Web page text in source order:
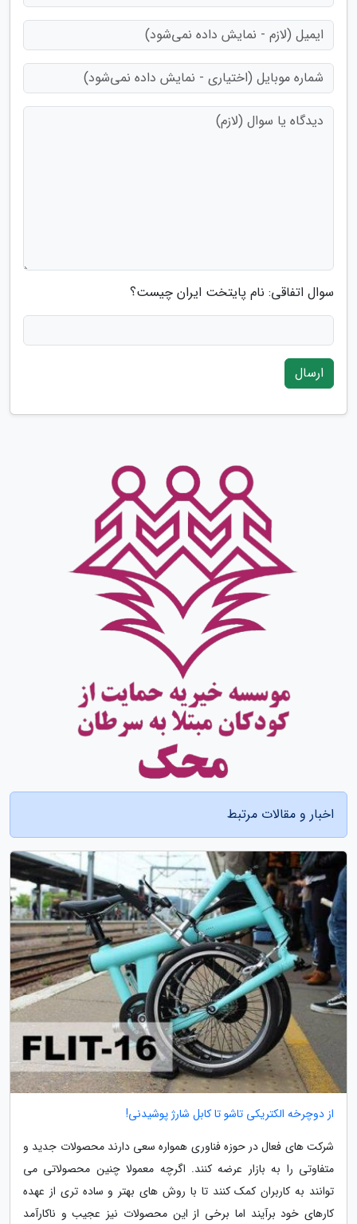
سوال اتفاقی: نام پایتخت ایران چیست؟
ارسال
اخبار و مقالات مرتبط
از دوچرخه الکتریکی تاشو تا کابل شارژ پوشیدنی!
شرکت های فعال در حوزه فناوری همواره سعی دارند محصولات جدید و
متفاوتی را به بازار عرضه کنند. اگرچه معمولا چنین محصولاتی می
توانند به کاربران کمک کنند تا با روش های بهتر و ساده تری از عهده
کارهای خود برآیند اما برخی از این محصولات نیز عجیب و ناکارآمد